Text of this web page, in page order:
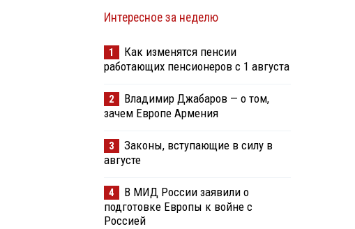
Интересное за неделю
1
Как изменятся пенсии
работающих пенсионеров с 1 августа
2
Владимир Джабаров — о том,
зачем Европе Армения
3
Законы, вступающие в силу в
августе
4
В МИД России заявили о
подготовке Европы к войне с
Россией